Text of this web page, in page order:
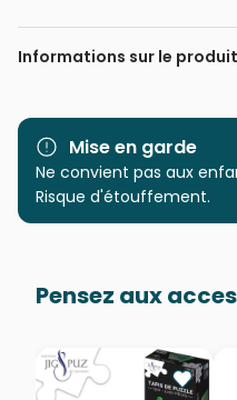
Informations sur le produit
Marque
Catégorie
Age
Provenance
EAN
Mise en garde
Ne convient pas aux
Risque d'étouffement.
Pensez aux